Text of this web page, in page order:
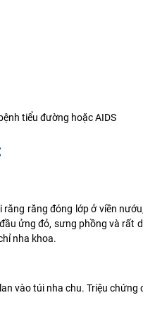
tiểu đường hoặcAIDS
răng đóng lớp ở viền
ửng đỏ, sưng phồng và rất
nha khoa.
vào túi nha chu. Triệu chứng